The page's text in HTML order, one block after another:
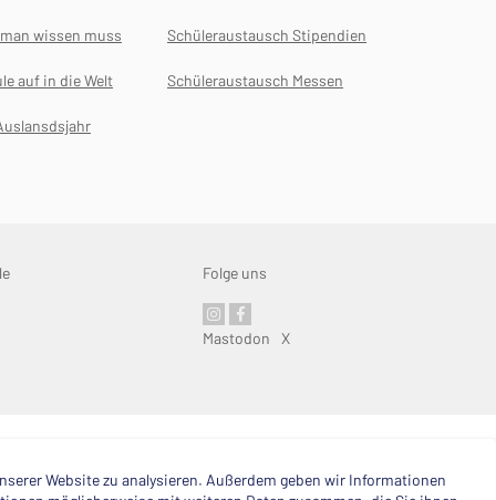
wissen muss
auf in die Welt
Schüleraustausch Stipendien
Schüleraustausch Messen
Folge uns
Mastodon X
Website zu analysieren. Außerdem geben wir Informationen